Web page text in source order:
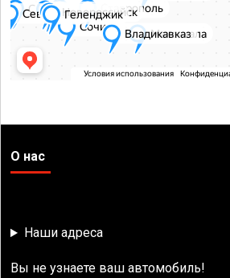
О нас
Наши адреса
Вы не узнаете ваш автомобиль!